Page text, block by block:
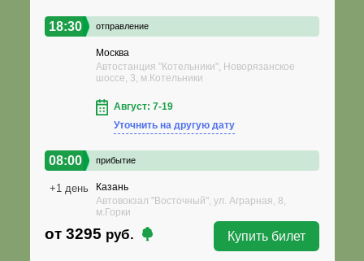
18:30 отправление
Москва
Автостанция "Котельники", Новорязанское
шоссе, 3, м.Котельники
Август: 7-19
Уточнить на другую дату
08:00 прибытие
+1 день
Казань
Автовокзал "Восточный", ул. Аграрная, 8,
м.Горки
от 3295 руб. Купить билет